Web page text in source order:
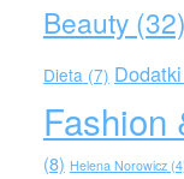
Beauty(32)
Dieta(7)
Fashion
(8) Helena Norowicz